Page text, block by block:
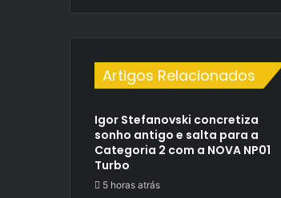
Artigos Relacionados
Igor Stefanovski concretiza
sonho antigo e salta para a
Categoria 2 com a NOVA NP01
Turbo
5 horas atrás